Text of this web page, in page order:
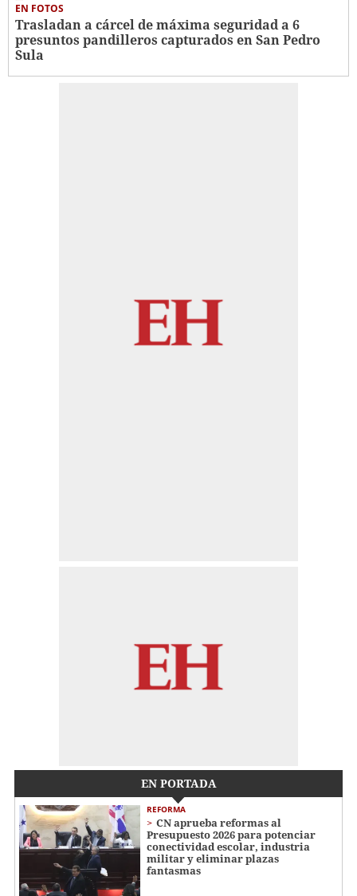
EN FOTOS
Trasladan a cárcel de máxima seguridad a 6
presuntos pandilleros capturados en San Pedro
Sula
EN PORTADA
REFORMA
CN aprueba reformas al
Presupuesto 2026 para potenciar
conectividad escolar, industria
militar y eliminar plazas
fantasmas